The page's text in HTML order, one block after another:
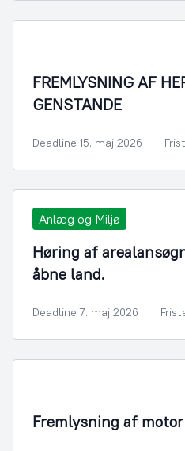
FREMLYSNING AF
GENSTANDE
Deadline 15. maj 2026
Anlæg og Miljø
Høring af
åbne land.
Deadline 7. maj 2026
Fremlysning af motor